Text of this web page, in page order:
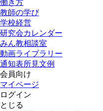
働き方
教師の学び
学校経営
研究会カレンダー
みん教相談室
動画ライブラリー
通知表所見文例
会員向け
マイページ
ログイン
とじる